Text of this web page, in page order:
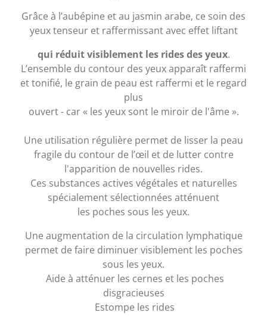
Grâce à l’aubépine et au jasmin arabe, ce soin des
yeux tenseur et raffermissant avec effet liftant
qui réduit visiblement les rides des yeux.
L’ensemble du contour des yeux apparaît raffermi
et tonifié, le grain de peau est raffermi et le regard
plus
ouvert - car « les yeux sont le miroir de l'âme ».
Une utilisation régulière permet de lisser la peau
fragile du contour de l’œil et de lutter contre
l'apparition de nouvelles rides.
Ces substances actives végétales et naturelles
spécialement sélectionnées atténuent
les poches sous les yeux.
Une augmentation de la circulation lymphatique
permet de faire diminuer visiblement les poches
sous les yeux.
Aide à atténuer les cernes et les poches
disgracieuses
Estompe les rides